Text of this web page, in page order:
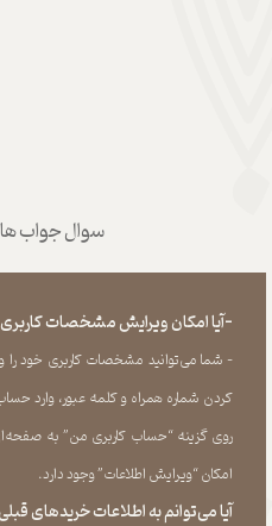
سوال جواب
-آیا امکان ویرایش مشخصات
- شما می‏‌توانید مشخصات کاربری خود را
کردن شماره همراه و کلمه عبور، وارد
روی گزینه “حساب کاربری من” به
امکان “ویرایش اطلاعات” وجود دارد.​​​​​​​
آیا می‌‏توانم به اطلاعات خریدهای